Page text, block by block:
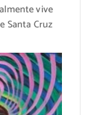
vive
Santa Cruz